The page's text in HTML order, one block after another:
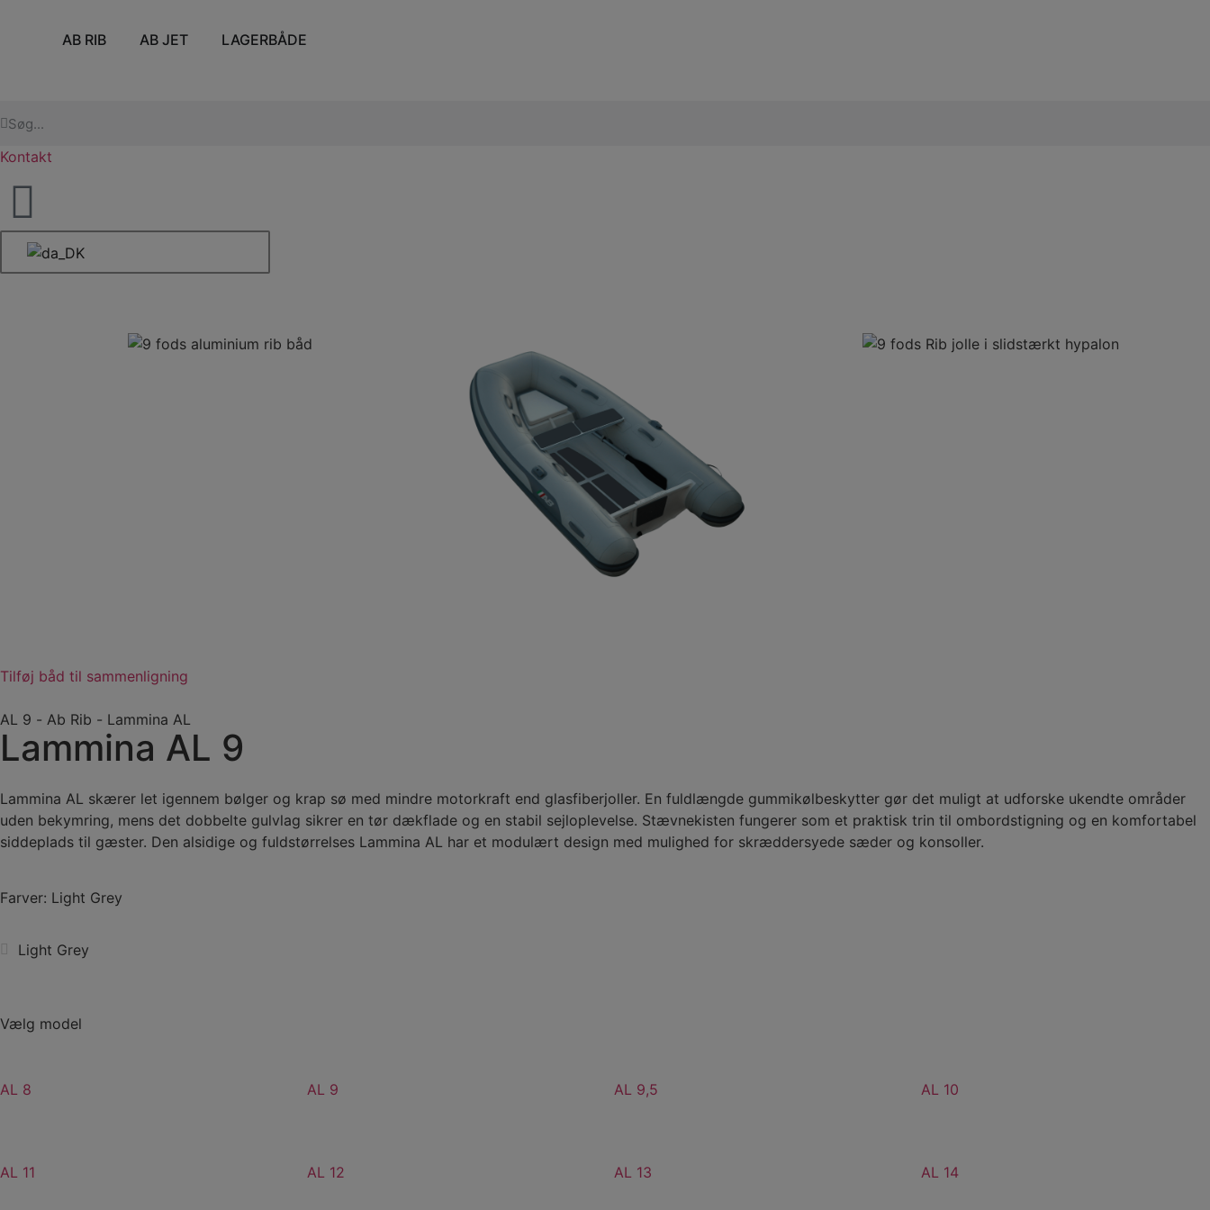
AB RIB AB JET LAGERBÅDE
Kontakt
Tilføj båd til sammenligning
AL 9 - Ab Rib - Lammina AL
Lammina AL 9
Lammina AL skærer let igennem bølger og krap sø med mindre motorkraft end glasfiberjoller. En fuldlængde gummikølbeskytter gør det muligt at udforske ukendte områder
uden bekymring, mens det dobbelte gulvlag sikrer en tør dækflade og en stabil sejloplevelse. Stævnekisten fungerer som et praktisk trin til ombordstigning og en komfortabel
siddeplads til gæster. Den alsidige og fuldstørrelses Lammina AL har et modulært design med mulighed for skræddersyede sæder og konsoller.
Farver: Light Grey
Light Grey
Vælg model
AL 8 AL 9 AL 9,5 AL 10
AL 11 AL 12 AL 13 AL 14